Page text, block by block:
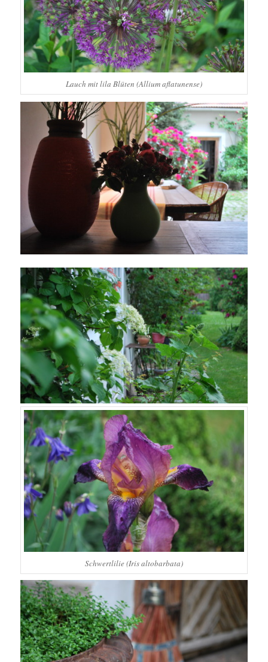
Lauch mit lila Blüten (Allium aflatunense)
Schwertlilie (Iris altobarbata)